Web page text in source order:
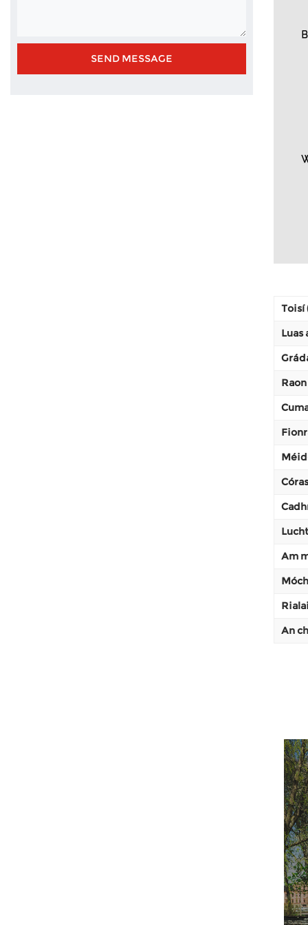
Toisí
Luas
Am
An